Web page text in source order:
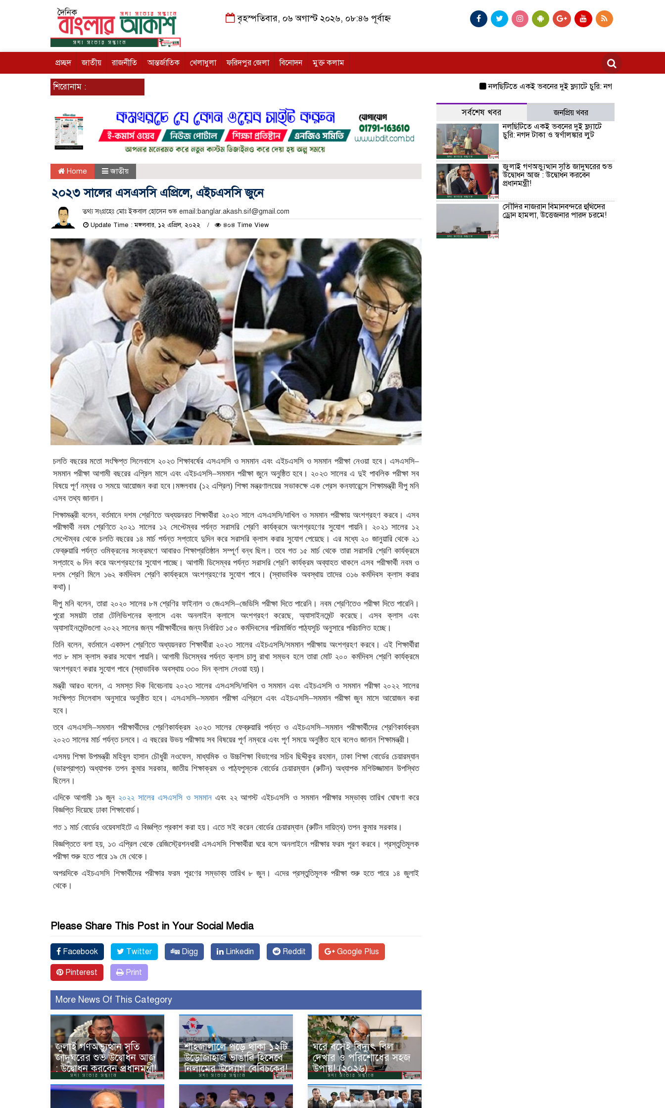
বৃহস্পতিবার, ০৬ অগাস্ট ২০২৬, ০৮:৪৬ পূর্বাহ্ন
প্রচ্ছদ জাতীয় রাজনীতি আন্তর্জাতিক খেলাধুলা ফরিদপুর জেলা বিনোদন মুক্ত কলাম
শিরোনাম : নলছিটিতে একই ভবনের দুই ফ্ল্যাটে চুরি: নগদ টাকা ও স্বর্ণালঙ্কার লুট
Home জাতীয়
২০২৩ সালের এসএসসি এপ্রিলে, এইচএসসি জুনে
তথ্য সংগ্রহেঃ মোঃ ইকবাল হোসেন শুভ email:banglar.akash.sif@gmail.com
Update Time : মঙ্গলবার, ১২ এপ্রিল, ২০২২ ৪০৪ Time View
চলতি বছরের মতো সংক্ষিপ্ত সিলেবাসে ২০২৩ শিক্ষাবর্ষের এসএসসি ও সমমান এবং এইচএসসি ও সমমান পরীক্ষা নেওয়া হবে। এসএসসি–
সমমান পরীক্ষা আগামী বছরের এপ্রিল মাসে এবং এইচএসসি–সমমান পরীক্ষা জুনে অনুষ্ঠিত হবে । ২০২৩ সালের এ দুই পাবলিক পরীক্ষা সব
বিষয়ে পূর্ণ নম্বর ও সময়ে আয়োজন করা হবে।মঙ্গলবার(১২ এপ্রিল)শিক্ষা মন্ত্রণালয়ের সভাকক্ষে এক প্রেস কনফারেন্সে শিক্ষামন্ত্রী দীপু মনি
এসব তথ্য জানান ।
শিক্ষামন্ত্রী বলেন,বর্তমানে দশম শ্রেণিতে অধ্যয়নরত শিক্ষার্থীরা ২০২৩ সালে এসএসসি/দাখিল ও সমমান পরীক্ষায় অংশগ্রহণ করবে। এসব
পরীক্ষার্থী নবম শ্রেণিতে ২০২১ সালের ১২ সেপ্টেম্বর পর্যন্ত সরাসরি শ্রেণি কার্যক্রমে অংশগ্রহণের সুযোগ পায়নি। ২০২১ সালের ১২
সেপ্টেম্বর থেকে চলতি বছরের ১৪ মার্চ পর্যন্ত সপ্তাহে দুদিন করে সরাসরি ক্লাস করার সুযোগ পেয়েছে। এর মধ্যে ২০ জানুয়ারি থেকে ২১
ফেব্রুয়ারি পর্যন্ত ওমিক্রনের সংক্রমণে আবারও শিক্ষাপ্রতিষ্ঠান সম্পূর্ণ বন্ধ ছিল। তবে গত ১৫ মার্চ থেকে তারা সরাসরি শ্রেণি কার্যক্রমে
সপ্তাহে ৬ দিন করে অংশগ্রহণের সুযােগ পাচ্ছে। আগামী ডিসেম্বর পর্যন্ত সরাসরি শ্রেণি কার্যক্রম অব্যাহত থাকলে এসব পরীক্ষার্থী নবম ও
দশম শ্রেণি মিলে ১৬২ কর্মদিবস শ্রেণি কার্যক্রমে অংশগ্রহণের সুযােগ পাবে। (স্বাভাবিক অবস্থায় তাদের ৩১৬ কর্মদিবস ক্লাস করার
কথা) ।
দীপু মনি বলেন,তারা ২০২০ সালের ৮ম শ্রেণির ফাইনাল ও জেএসসি–জেডিসি পরীক্ষা দিতে পারেনি। নবম শ্রেণিতেও পরীক্ষা দিতে পারেনি।
পুরো
সময়টা তারা টেলিভিশনের ক্লাসে এবং অনলাইন ক্লাসে অংশগ্রহণ করেছে,অ্যাসাইনমেন্ট করেছে। এসব ক্লাস
এবং
অ্যাসাইনমেন্টগুলো ২০২২ সালের জন্য পরীক্ষার্থীদের জন্য নির্ধারিত ১৫০ কর্মদিবসের পরিমার্জিত পাঠ্যসূচি অনুসারে পরিচালিত হচ্ছে।
তিনি বলেন, বর্তমানে একাদশ শ্রেণিতে অধ্যয়নরত শিক্ষার্থীরা ২০২৩ সালের এইচএসসি/সমমান পরীক্ষায় অংশগ্রহণ করবে। এই শিক্ষার্থীরা
গত ৮ মাস ক্লাস করার সযোগ পায়নি। আগামী ডিসেম্বর পর্যন্ত ক্লাস চালু রাখা সম্ভব হলে তারা মোট ২০০ কর্মদিবস শ্রেণি কার্যক্রমে
অংশগ্রহণ করার সুযোগ পাবে (স্বাভাবিক অবস্থায় ৩৩০ দিন ক্লাস নেওয়া হয়) ।
মন্ত্রী আরও বলেন,এ সমস্ত দিক বিবেচনায় ২০২৩ সালের এসএসসি/দাখিল ও সমমান এবং এইচএসসি ও সমমান পরীক্ষা ২০২২ সালের
সংক্ষিপ্ত সিলেবাস অনুসারে অনুষ্ঠিত হবে । এসএসসি–সমমান পরীক্ষা এপ্রিলে এবং এইচএসসি–সমমান পরীক্ষা জুন মাসে আয়োজন করা
হবে ।
তবে এসএসসি–সমমান পরীক্ষার্থীদের শ্রেণিকার্যক্রম ২০২৩ সালের ফেব্রুয়ারি পর্যন্ত ও এইচএসসি–সমমান পরীক্ষার্থীদের শ্রেণিকার্যক্রম
২০২৩ সালের মার্চ পর্যন্ত চলবে। এ বছরের উভয় পরীক্ষায় সব বিষয়ের পূর্ণ নম্বরে এবং পূর্ণ সময়ে অনুষ্ঠিত হবে বলেও জানান শিক্ষামন্ত্রী ।
এসময় শিক্ষা উপমন্ত্রী মহিবুল হাসান চৌধুরী নওফেল,মাধ্যমিক ও উচ্চশিক্ষা বিভাগের সচিব ছিদ্দীকুর রহমান, ঢাকা শিক্ষা বোর্ডের চেয়ারম্যান
(ভারপ্রাপ্ত) অধ্যাপক তপন কুমার সরকার, জাতীয় শিক্ষাক্রম ও পাঠ্যপুস্তক বোর্ডের চেয়ারম্যান (রুটিন)অধ্যাপক মশিউজ্জামান উপস্থিত
ছিলেন ।
এদিকে আগামী ১৯ জুন ২০২২ সালের এসএসসি ও সমমান এবং ২২ আগস্ট এইচএসসি ও সমমান পরীক্ষার সম্ভাব্য তারিখ ঘোষণা করে
বিজ্ঞপ্তি দিয়েছে ঢাকা শিক্ষাবোর্ড।
গত ১ মার্চ বোর্ডের ওয়েবসাইটে এ বিজ্ঞপ্তি প্রকাশ করা হয়। এতে সই করেন বোর্ডের চেয়ারম্যান (রুটিন দায়িত্ব)তপন কুমার সরকার ।
বিজ্ঞপ্তিতে বলা হয়, ১৩ এপ্রিল থেকে রেজিস্ট্রেশনধারী এসএসসি শিক্ষার্থীরা ঘরে বসে অনলাইনে পরীক্ষার ফরম পূরণ করবে। প্রস্তুতিমূলক
পরীক্ষা শুরু হতে পারে ১৯ মে থেকে ।
অপরদিকে এইচএসসি শিক্ষার্থীদের পরীক্ষার ফরম পূরণের সম্ভাব্য তারিখ ৮ জুন। এদের প্রস্তুতিমূলক পরীক্ষা শুরু হতে পারে ১৪ জুলাই
থেকে ।
Please Share This Post in Your Social Media
Facebook Twitter Digg Linkedin Reddit Google Plus
Pinterest Print
More News Of This Category
জুলাই গণঅভ্যুত্থান সৃতি
জাদুঘরের শুভ উদ্বোধন আজ
: উদ্বোধন করবেন প্রধানমন্ত্রী!
শাহজালালে পড়ে থাকা ১২টি
উড়োজাহাজ ভাঙারি হিসেবে
নিলামের উদ্যোগ বেবিচকের!
ঘরে বসেই বিদ্যুৎ বিল
দেখার ও পরিশোধের সহজ
উপায়! (২০২৬)
সর্বশেষ খবর
জনপ্রিয় খবর
নলছিটিতে একই ভবনের দুই ফ্ল্যাটে
চুরি: নগদ টাকা ও স্বর্ণালঙ্কার লুট
জুলাই গণঅভ্যুত্থান সৃতি জাদুঘরের শুভ
উদ্বোধন আজ : উদ্বোধন করবেন
প্রধানমন্ত্রী!
সৌদির নাজরান বিমানবন্দরে হুথিদের
ড্রোন হামলা, উত্তেজনার পারদ চরমে!